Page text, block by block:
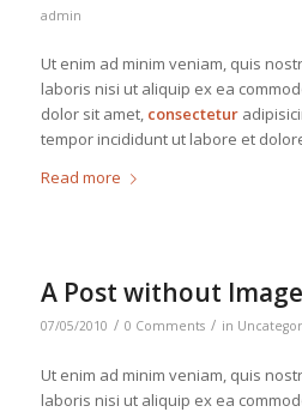
admin
Ut enim ad minim veniam, quis
laboris nisi ut aliquip ex ea
dolor sit amet, consectetur
tempor incididunt ut labore et
Read more
A Post without Image
07/05/2010 / 0 Comments / in
Ut enim ad minim veniam, quis
laboris nisi ut aliquip ex ea